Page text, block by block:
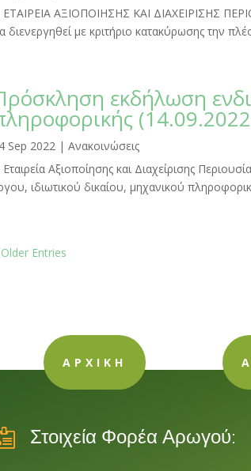
ΕΤΑΙΡΕΙΑ ΑΞΙΟΠΟΙΗΣΗΣ ΚΑΙ ΔΙΑΧΕΙΡΙΣΗΣ
διενεργηθεί με κριτήριο κατακύρωσης την
εκδήλωση
Sep 2022 |Ανακοινώσεις
Αξιοποίησης και Διαχείρισης
ιδιωτικού δικαίου, μηχανικού
Entries
ΑΡΧΙΚΗ
Στοιχεία Φορέα Αρωγού: